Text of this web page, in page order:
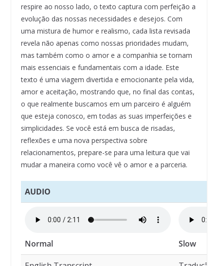
respire ao nosso lado, o texto captura com perfeição a
evolução das nossas necessidades e desejos. Com
uma mistura de humor e realismo, cada lista revisada
revela não apenas como nossas prioridades mudam,
mas também como o amor e a companhia se tornam
mais essenciais e fundamentais com a idade. Este
texto é uma viagem divertida e emocionante pela vida,
amor e aceitação, mostrando que, no final das contas,
o que realmente buscamos em um parceiro é alguém
que esteja conosco, em todas as suas imperfeições e
simplicidades. Se você está em busca de risadas,
reflexões e uma nova perspectiva sobre
relacionamentos, prepare-se para uma leitura que vai
mudar a maneira como você vê o amor e a parceria.
AUDIO
Normal Slow